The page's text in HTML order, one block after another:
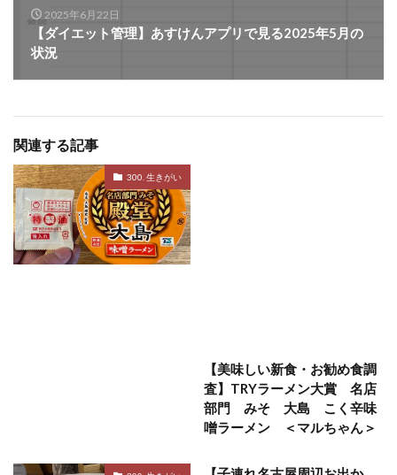
2025年6月22日
【ダイエット管理】あすけんアプリで見る2025年5月の
状況
関連する記事
300. 生きがい
【美味しい新食・お勧め食調
査】TRYラーメン大賞 名店
部門 みそ 大島 こく辛味
噌ラーメン ＜マルちゃん＞